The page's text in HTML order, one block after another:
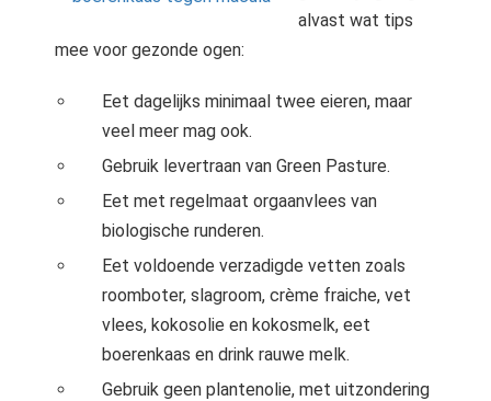
alvast wat tips
mee voor gezonde ogen:
Eet dagelijks minimaal twee eieren, maar
veel meer mag ook.
Gebruik levertraan van Green Pasture.
Eet met regelmaat orgaanvlees van
biologische runderen.
Eet voldoende verzadigde vetten zoals
roomboter, slagroom, crème fraiche, vet
vlees, kokosolie en kokosmelk, eet
boerenkaas en drink rauwe melk.
Gebruik geen plantenolie, met uitzondering